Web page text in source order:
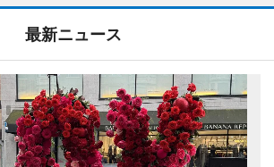
最新ニュース